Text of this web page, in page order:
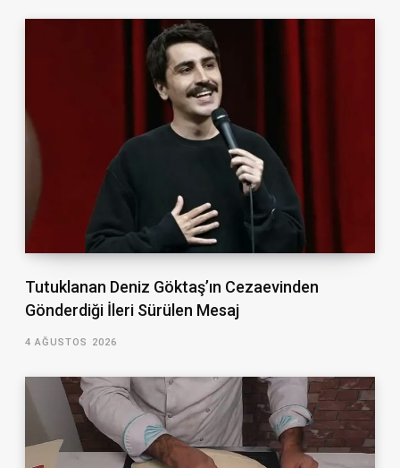
Tutuklanan Deniz Göktaş’ın Cezaevinden
Gönderdiği İleri Sürülen Mesaj
4 AĞUSTOS 2026